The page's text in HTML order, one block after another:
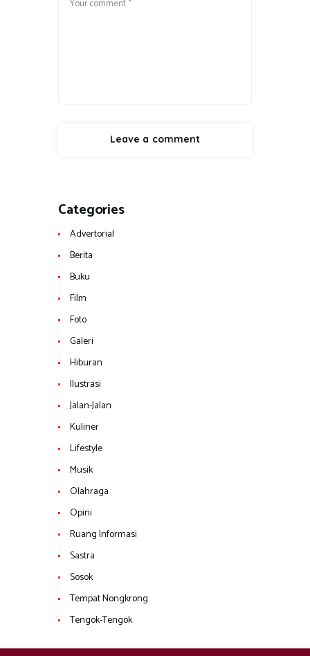
Categories
Advertorial
Berita
Buku
Film
Foto
Galeri
Hiburan
Ilustrasi
Jalan-Jalan
Kuliner
Lifestyle
Musik
Olahraga
Opini
Ruang Informasi
Sastra
Sosok
Tempat Nongkrong
Tengok-Tengok